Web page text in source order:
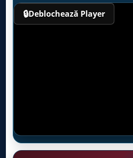
🔒Deblochează Player